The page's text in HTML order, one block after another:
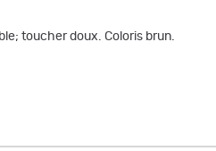
toucher doux. Coloris brun.